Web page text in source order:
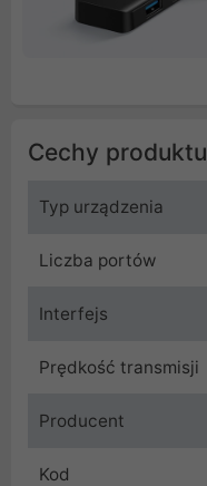
Cechy produktu
Typ urządzenia
Liczba portów
Interfejs
Prędkość transmisji
Producent
Kod